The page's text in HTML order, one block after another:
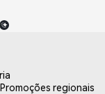
Promoções regionais